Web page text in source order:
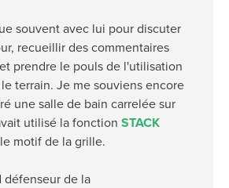
souvent avec lui pour discuter
recueillir des commentaires
prendre le pouls de l'utilisation
le terrain. Je me souviens encore
une salle de bain carrelée sur
utilisé la fonction STACK
motif de la grille.
défenseur de la